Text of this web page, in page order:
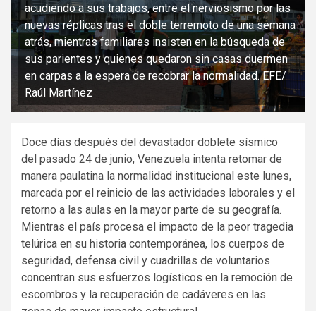
acudiendo a sus trabajos, entre el nerviosismo por las
nuevas réplicas tras el doble terremoto de una semana
atrás, mientras familiares insisten en la búsqueda de
sus parientes y quienes quedaron sin casas duermen
en carpas a la espera de recobrar la normalidad. EFE/
Raúl Martínez
Doce días después del devastador doblete sísmico
del pasado 24 de junio, Venezuela intenta retomar de
manera paulatina la normalidad institucional este lunes,
marcada por el reinicio de las actividades laborales y el
retorno a las aulas en la mayor parte de su geografía.
Mientras el país procesa el impacto de la peor tragedia
telúrica en su historia contemporánea, los cuerpos de
seguridad, defensa civil y cuadrillas de voluntarios
concentran sus esfuerzos logísticos en la remoción de
escombros y la recuperación de cadáveres en las